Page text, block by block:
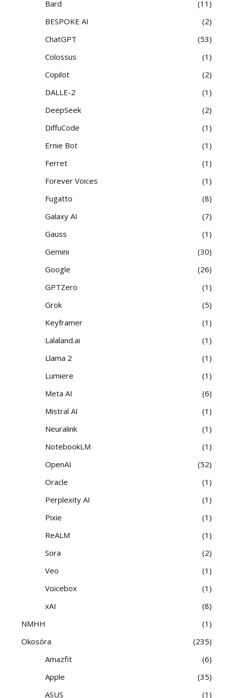
Bard
11
BESPOKE AI
2
ChatGPT
53
Colossus
1
Copilot
2
DALLE-2
1
DeepSeek
2
DiffuCode
1
Ernie Bot
1
Ferret
1
Forever Voices
1
Fugatto
8
Galaxy AI
7
Gauss
1
Gemini
30
Google
26
GPTZero
1
Grok
5
Keyframer
1
Lalaland.ai
1
Llama 2
1
Lumiere
1
Meta AI
6
Mistral AI
1
Neuralink
1
NotebookLM
1
OpenAI
52
Oracle
1
Perplexity AI
1
Pixie
1
ReALM
1
Sora
2
Veo
1
Voicebox
1
xAI
8
NMHH
1
Okosóra
235
Amazfit
6
Apple
35
ASUS
1